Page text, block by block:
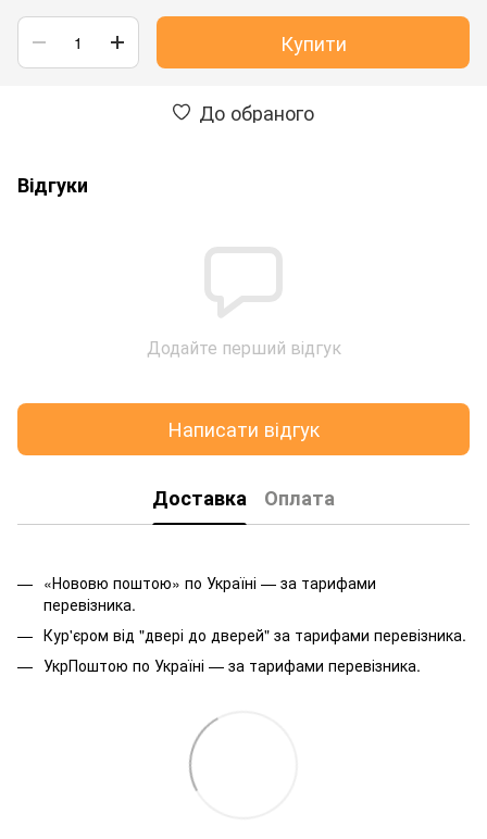
Купити
До обраного
Відгуки
Додайте перший відгук
Написати відгук
Доставка Оплата
«Нововю поштою» по Україні — за тарифами
перевізника.
Кур'єром від "двері до дверей" за тарифами перевізника.
УкрПоштою по Україні — за тарифами перевізника.